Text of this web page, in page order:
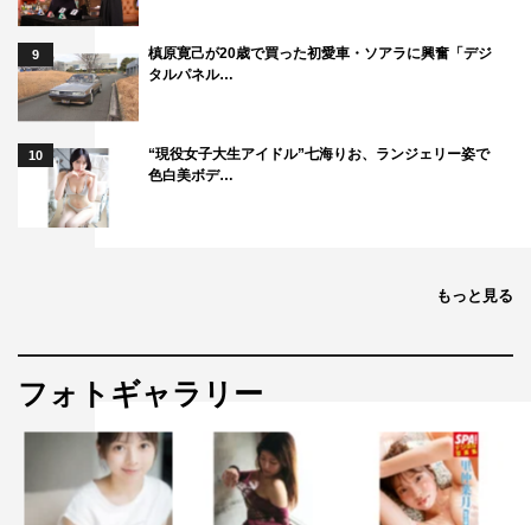
9
槙原寛己が20歳で買った初愛車・ソアラに興奮「デジ
タルパネル…
10
“現役女子大生アイドル”七海りお、ランジェリー姿で
色白美ボデ…
もっと見る
フォトギャラリー